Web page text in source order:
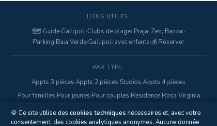
LIENS UTILES.
🗺️ Guide Gallipoli·Clubs de plage: Praja, Zen, Banzai·
Parking Baia Verde·Gallipoli avec enfants·💰 Réserver
PAR TYPE.
Appts 3 pièces·Appts 2 pièces·Studios·Appts 4 pièces
Pour familles·Pour jeunes·Pour couples·Residence Rosa Virginia
© 2017–2026 Gallipolitravel di Marcello Mario · Via Pisa, 18 ·
🍪 Ce site utilise descookies techniques nécessaires et, avec votre
consentement, des cookies analytiques anonymes. Aucune donnée